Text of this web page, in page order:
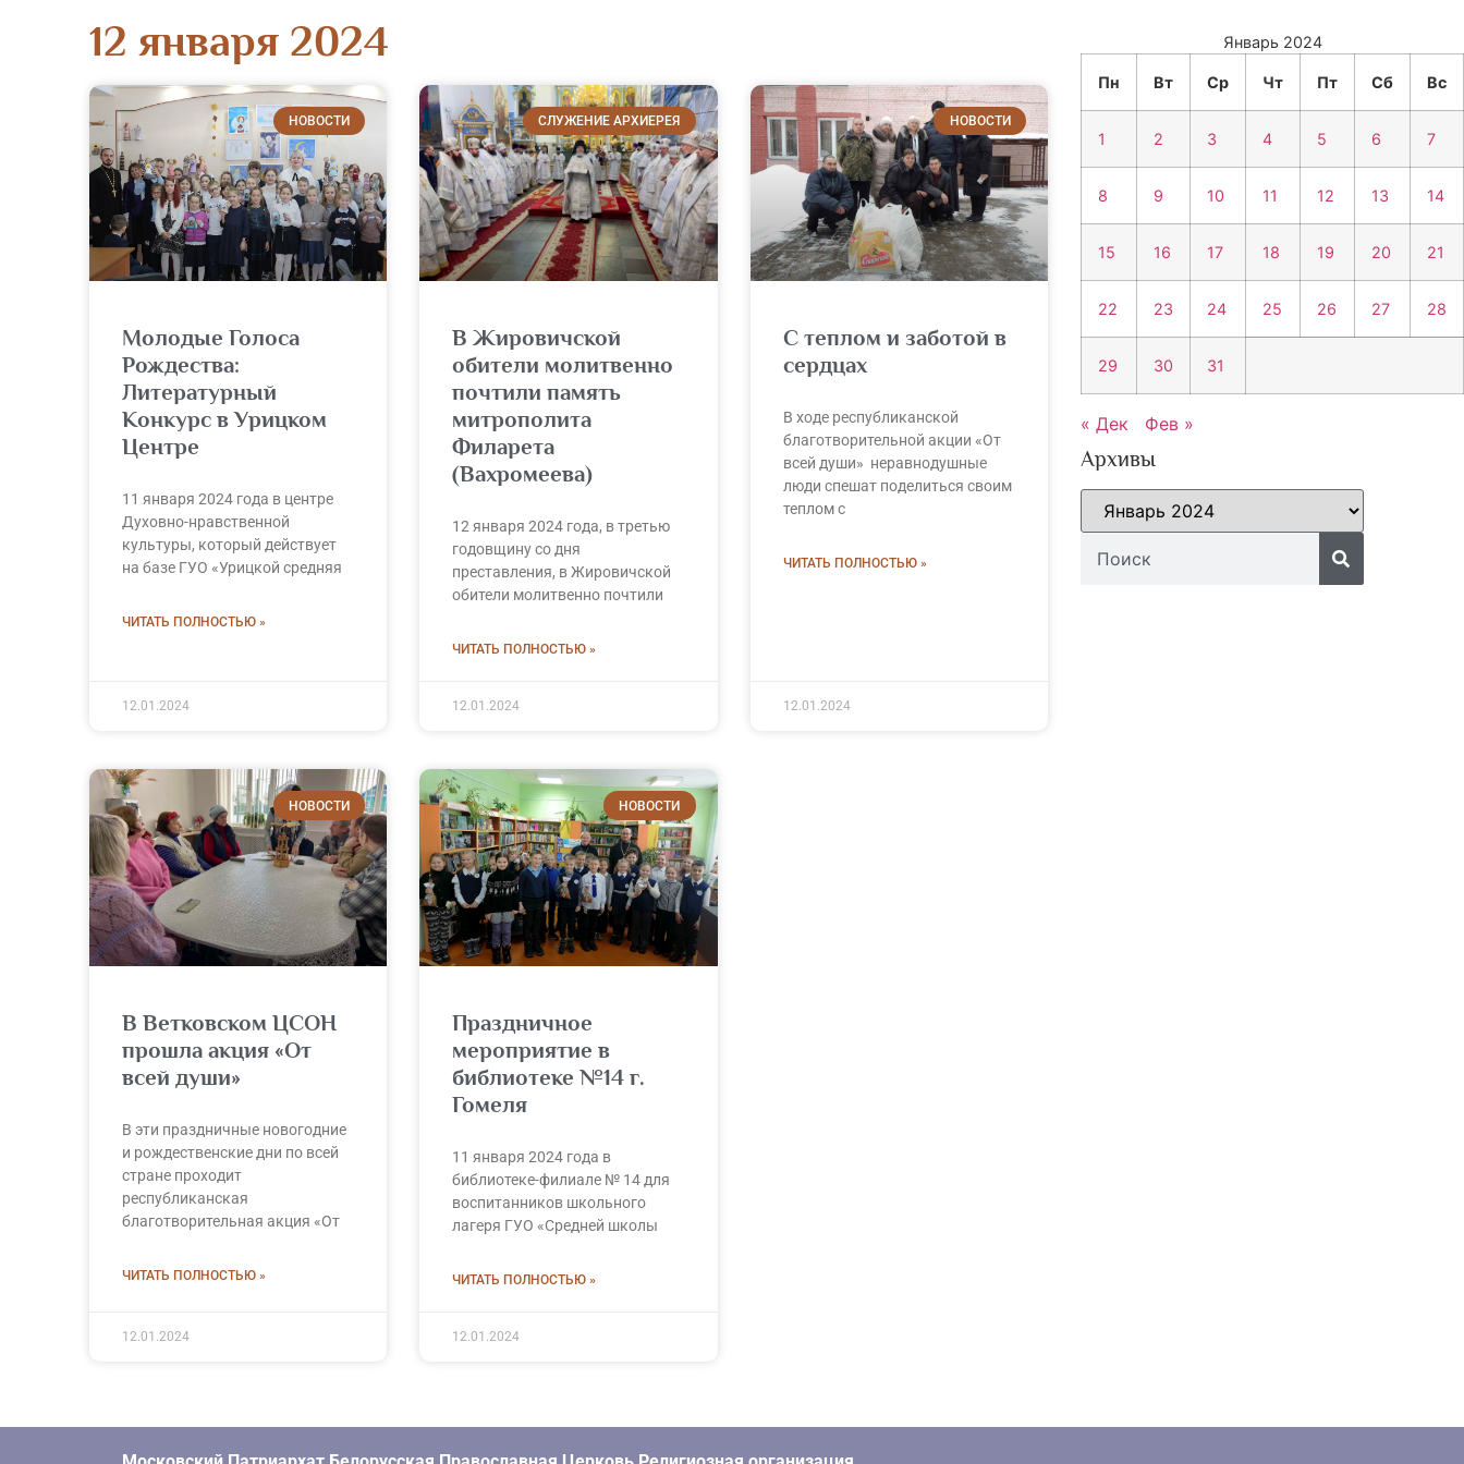
12 января 2024
НОВОСТИ
Молодые Голоса
Рождества:
Литературный
Конкурс в Урицком
Центре
11 января 2024 года в центре
Духовно-нравственной
культуры, который действует
на базе ГУО «Урицкой средняя
ЧИТАТЬ ПОЛНОСТЬЮ »
12.01.2024
СЛУЖЕНИЕ АРХИЕРЕЯ
В Жировичской
обители молитвенно
почтили память
митрополита
Филарета
(Вахромеева)
12 января 2024 года, в третью
годовщину со дня
преставления, в Жировичской
обители молитвенно почтили
ЧИТАТЬ ПОЛНОСТЬЮ »
12.01.2024
НОВОСТИ
С теплом и заботой в
сердцах
В ходе республиканской
благотворительной акции «От
всей души» неравнодушные
люди спешат поделиться своим
теплом с
ЧИТАТЬ ПОЛНОСТЬЮ »
12.01.2024
НОВОСТИ
В Ветковском ЦСОН
прошла акция «От
всей души»
В эти праздничные новогодние
и рождественские дни по всей
стране проходит
республиканская
благотворительная акция «От
ЧИТАТЬ ПОЛНОСТЬЮ »
12.01.2024
НОВОСТИ
Праздничное
мероприятие в
библиотеке №14 г.
Гомеля
11 января 2024 года в
библиотеке-филиале № 14 для
воспитанников школьного
лагеря ГУО «Средней школы
ЧИТАТЬ ПОЛНОСТЬЮ »
12.01.2024
Январь 2024
Пн Вт Ср Чт Пт Сб Вс
1 2 3 4 5 6 7
8 9 10 11 12 13 14
15 16 17 18 19 20 21
22 23 24 25 26 27 28
29 30 31
« Дек Фев »
Архивы